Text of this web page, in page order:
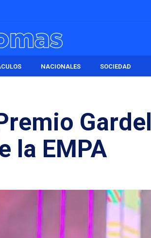
NACIONALES SOCIEDAD
Gardel
la EMPA